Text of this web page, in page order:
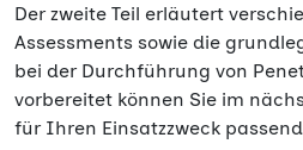
Der zweite Teil erläutert
Assessments sowie die
bei der Durchführung von
vorbereitet können Sie im
für Ihren Einsatzzweck